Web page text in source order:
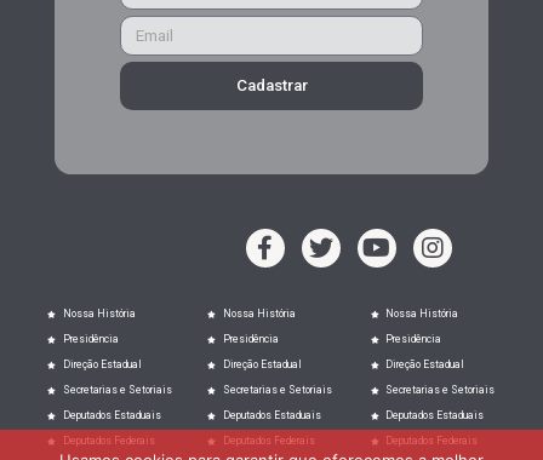
Cadastrar
Nossa História
Presidência
Direção Estadual
Secretarias e Setoriais
Deputados Estaduais
Deputados Federais
Nossa História
Presidência
Direção Estadual
Secretarias e Setoriais
Deputados Estaduais
Deputados Federais
Nossa História
Presidência
Direção Estadual
Secretarias e Setoriais
Deputados Estaduais
Deputados Federais